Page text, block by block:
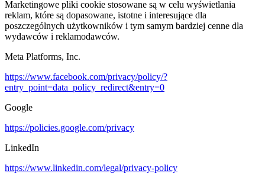
Marketingowe pliki cookie stosowane są w celu wyświetlania
reklam, które są dopasowane, istotne i interesujące dla
poszczególnych użytkowników i tym samym bardziej cenne dla
wydawców i reklamodawców.
Meta Platforms, Inc.
https://www.facebook.com/privacy/policy/?
entry_point=data_policy_redirect&entry=0
Google
https://policies.google.com/privacy
LinkedIn
https://www.linkedin.com/legal/privacy-policy